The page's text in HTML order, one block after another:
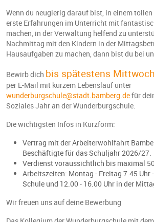
Wenn du neugierig darauf bist, in einem tollen
erste Erfahrungen im Unterricht mit
machen, in der Verwaltung helfend zu
Nachmittag mit den Kindern in der
Hausaufgaben zu machen, dann bist du bei
Bewirb dich bis spätestens
per E-Mail mit kurzem Lebenslauf unter
wunderburgschule@stadt.bamberg.defür
Soziales Jahr an der Wunderburgschule.
Die wichtigsten Infos in Kurzform:
Vertrag mit der Arbeiterwohlfahrt
Beschäftigte für das Schuljahr 2026/27.
Verdienst voraussichtlich bis maximal
Arbeitszeiten: Montag - Freitag 7.45 Uhr
Schule und 12.00 - 16.00 Uhr in der
Wir freuen uns auf deine Bewerbung